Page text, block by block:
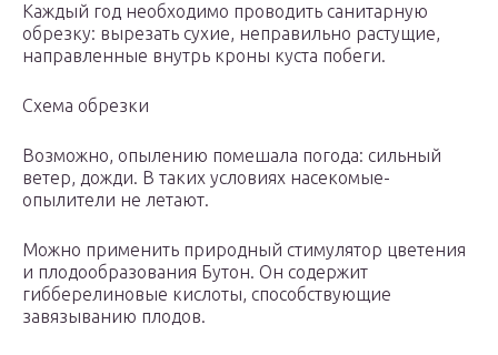
Каждый год необходимо проводить санитарную
обрезку: вырезать сухие, неправильно растущие,
направленные внутрь кроны куста побеги.
Схема обрезки
Возможно, опылению помешала погода: сильный
ветер, дожди. В таких условиях насекомые-
опылители не летают.
Можно применить природный стимулятор цветения
и плодообразования Бутон. Он содержит
гибберелиновые кислоты, способствующие
завязыванию плодов.